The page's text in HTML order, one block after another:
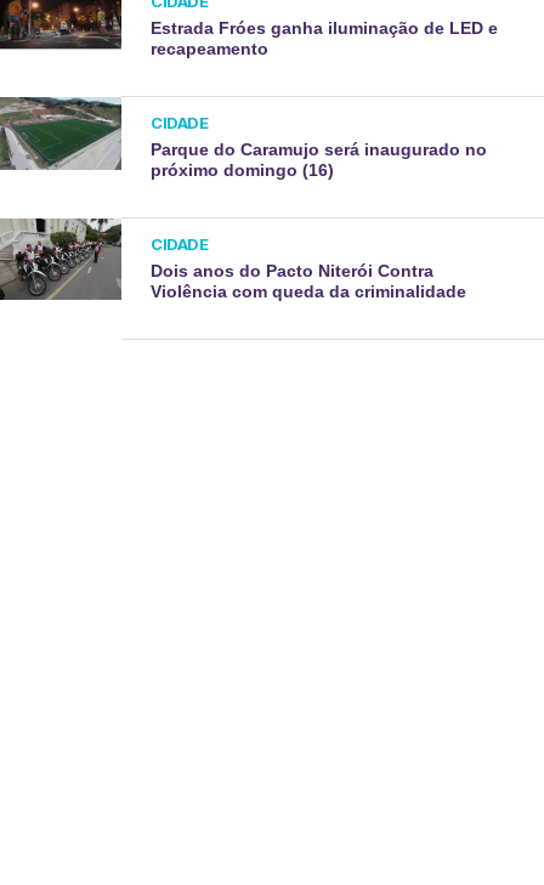
Estrada Fróes ganha iluminação de LED e
recapeamento
CIDADE
Parque do Caramujo será inaugurado no
próximo domingo (16)
CIDADE
Dois anos do Pacto Niterói Contra
Violência com queda da criminalidade